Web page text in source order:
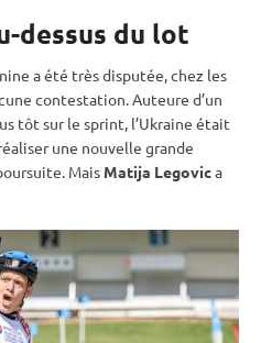
dessus du lot
a été très disputée, chez les
contestation. Auteure d’un
tôt sur le sprint, l’Ukraine était
une nouvelle grande
. Mais Matija Legovica